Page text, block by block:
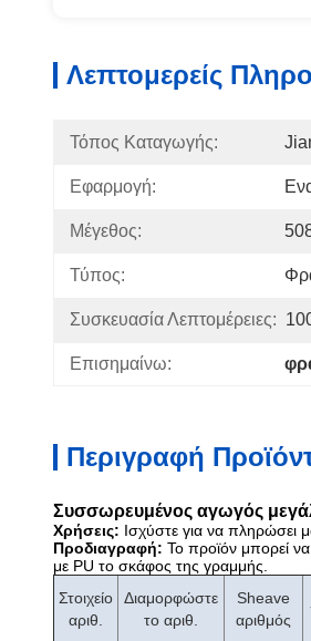
Λεπτομερείς
Τόπος Καταγωγής:
Εφαρμογή:
Μέγεθος:
Τύπος:
Συσκευασία Λεπτομέρειες:
Επισημαίνω:
Περιγραφή
Συσσωρευμένος αγωγός
Χρήσεις: Ισχύστε για να
Προδιαγραφή: Το προϊόν μπορεί
με PU το σκάφος της γραμμής.
Στοιχείο
αριθ.
Διαμορφώστε
το αριθ.
Sheave
αριθμός